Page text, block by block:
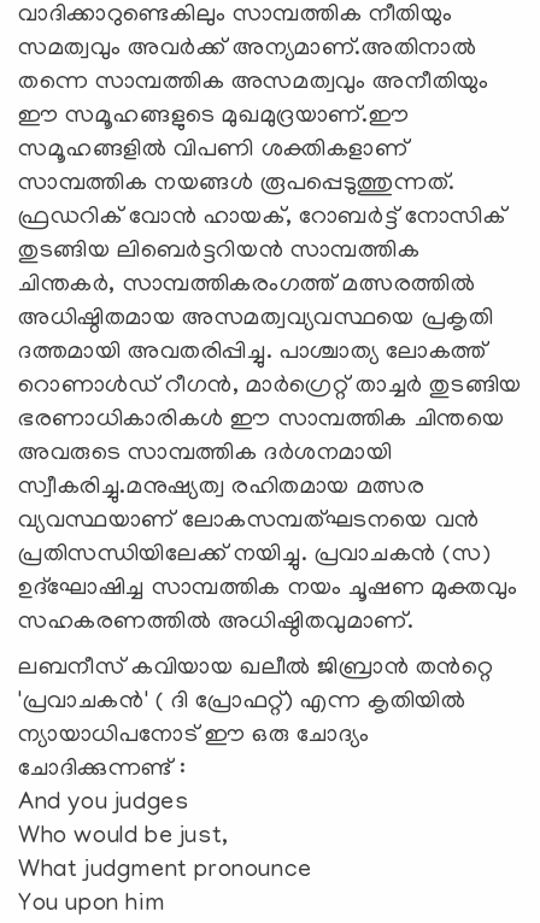
വാദിക്കാറുണ്ടെകിലും സാമ്പത്തിക നീതിയും
സമത്വവും അവർക്ക് അന്യമാണ്.അതിനാൽ
തന്നെ സാമ്പത്തിക അസമത്വവും അനീതിയും
ഈ സമൂഹങ്ങളുടെ മുഖമുദ്രയാണ്.ഈ
സമൂഹങ്ങളിൽ വിപണി ശക്തികളാണ്
സാമ്പത്തിക നയങ്ങൾ രൂപപ്പെടുത്തുന്നത്.
ഫ്രഡറിക് വോൻ ഹായക്, റോബർട്ട് നോസിക്
തുടങ്ങിയ ലിബെർട്ടറിയൻ സാമ്പത്തിക
ചിന്തകർ, സാമ്പത്തികരംഗത്ത് മത്സരത്തിൽ
അധിഷ്ഠിതമായ അസമത്വവ്യവസ്ഥയെ പ്രകൃതി
ദത്തമായി അവതരിപ്പിച്ചു. പാശ്ചാത്യ ലോകത്ത്
റൊണാൾഡ് റീഗൻ, മാർഗ്രെറ്റ് താച്ചർ തുടങ്ങിയ
ഭരണാധികാരികൾ ഈ സാമ്പത്തിക ചിന്തയെ
അവരുടെ സാമ്പത്തിക ദർശനമായി
സ്വീകരിച്ചു.മനുഷ്യത്വ രഹിതമായ മത്സര
വ്യവസ്ഥയാണ് ലോകസമ്പത്ഘടനയെ വൻ
പ്രതിസന്ധിയിലേക്ക് നയിച്ചു. പ്രവാചകൻ (സ)
ഉദ്ഘോഷിച്ച സാമ്പത്തിക നയം ചൂഷണ മുക്തവും
സഹകരണത്തിൽ അധിഷ്ഠിതവുമാണ്.
ലബനീസ് കവിയായ ഖലീൽ ജിബ്രാൻ തൻറ്റെ
'പ്രവാചകൻ' ( ദി പ്രോഫറ്റ്) എന്ന കൃതിയിൽ
ന്യായാധിപനോട് ഈ ഒരു ചോദ്യം
ചോദിക്കുന്നണ്ട് :
And you judges
Who would be just,
What judgment pronounce
You upon him